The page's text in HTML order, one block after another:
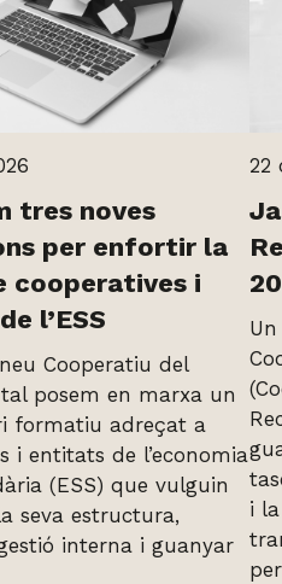
tres noves
per enfortir la
cooperatives i
l’ESS
Cooperatiu del
posem en marxa un
formatiu adreçat a
i entitats de l’economia
(ESS) que vulguin
seva estructura,
interna i guanyar
22
i